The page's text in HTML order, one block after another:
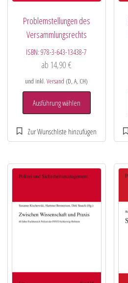
Problemstellungen des
Versammlungsrechts
ISBN:978-3-643-13438-7
ab 14,90€
und inkl.Versand (D, A, CH)
Ausführung wählen